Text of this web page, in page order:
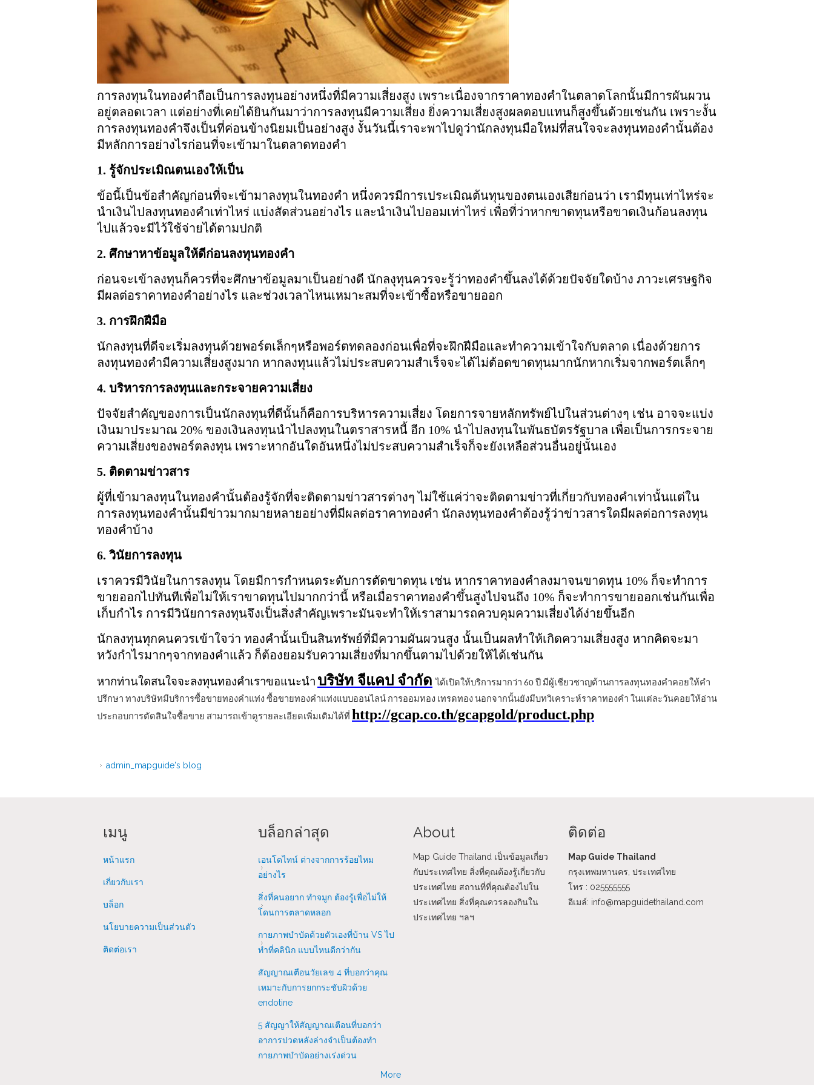
การลงทุนในทองคำถือเป็นการลงทุนอย่างหนึ่งที่มีความเสี่ยงสูง เพราะเนื่องจากราคาทองคำในตลาดโลกนั้นมีการผันผวน
อยู่ตลอดเวลา แต่อย่างที่เคยได้ยินกันมาว่าการลงทุนมีความเสี่ยง ยิ่งความเสี่ยงสูงผลตอบแทนก็สูงขึ้นด้วยเช่นกัน เพราะงั้น
การลงทุนทองคำจึงเป็นที่ค่อนข้างนิยมเป็นอย่างสูง งั้นวันนี้เราจะพาไปดูว่านักลงทุนมือใหม่ที่สนใจจะลงทุนทองคำนั้นต้อง
มีหลักการอย่างไรก่อนที่จะเข้ามาในตลาดทองคำ
1. รู้จักประเมิณตนเองให้เป็น
ข้อนี้เป็นข้อสำคัญก่อนที่จะเข้ามาลงทุนในทองคำ หนึ่งควรมีการเประเมิณต้นทุนของตนเองเสียก่อนว่า เรามีทุนเท่าไหร่จะ
นำเงินไปลงทุนทองคำเท่าไหร่ แบ่งสัดส่วนอย่างไร และนำเงินไปออมเท่าไหร่ เพื่อที่ว่าหากขาดทุนหรือขาดเงินก้อนลงทุน
ไปแล้วจะมีไว้ใช้จ่ายได้ตามปกติ
2. ศึกษาหาข้อมูลให้ดีก่อนลงทุนทองคำ
ก่อนจะเข้าลงทุนก็ควรที่จะศึกษาข้อมูลมาเป็นอย่างดี นักลงุทุนควรจะรู้ว่าทองคำขึ้นลงได้ด้วยปัจจัยใดบ้าง ภาวะเศรษฐกิจ
มีผลต่อราคาทองคำอย่างไร และช่วงเวลาไหนเหมาะสมที่จะเข้าซื้อหรือขายออก
3. การฝึกฝีมือ
นักลงทุนที่ดีจะเริ่มลงทุนด้วยพอร์ตเล็กๆหรือพอร์ตทดลองก่อนเพื่อที่จะฝึกฝีมือและทำความเข้าใจกับตลาด เนื่องด้วยการ
ลงทุนทองคำมีความเสี่ยงสูงมาก หากลงทุนแล้วไม่ประสบความสำเร็จจะได้ไม่ต้อดขาดทุนมากนักหากเริ่มจากพอร์ตเล็กๆ
4. บริหารการลงทุนและกระจายความเสี่ยง
ปัจจัยสำคัญของการเป็นนักลงทุนที่ดีนั้นก็คือการบริหารความเสี่ยง โดยการจายหลักทรัพย์ไปในส่วนต่างๆ เช่น อาจจะแบ่ง
เงินมาประมาณ 20% ของเงินลงทุนนำไปลงทุนในตราสารหนี้ อีก 10% นำไปลงทุนในพันธบัตรรัฐบาล เพื่อเป็นการกระจาย
ความเสี่ยงของพอร์ตลงทุน เพราะหากอันใดอันหนึ่งไม่ประสบความสำเร็จก็จะยังเหลือส่วนอื่นอยู่นั้นเอง
5. ติดตามข่าวสาร
ผู้ที่เข้ามาลงทุนในทองคำนั้นต้องรู้จักที่จะติดตามข่าวสารต่างๆ ไม่ใช้แค่ว่าจะติดตามข่าวที่เกี่ยวกับทองคำเท่านั้นแต่ใน
การลงทุนทองคำนั้นมีข่าวมากมายหลายอย่างที่มีผลต่อราคาทองคำ นักลงทุนทองคำต้องรู้ว่าข่าวสารใดมีผลต่อการลงทุน
ทองคำบ้าง
6. วินัยการลงทุน
เราควรมีวินัยในการลงทุน โดยมีการกำหนดระดับการตัดขาดทุน เช่น หากราคาทองคำลงมาจนขาดทุน 10% ก็จะทำการ
ขายออกไปทันทีเพื่อไม่ให้เราขาดทุนไปมากกว่านี้ หรือเมื่อราคาทองคำขึ้นสูงไปจนถึง 10% ก็จะทำการขายออกเช่นกันเพื่อ
เก็บกำไร การมีวินัยการลงทุนจึงเป็นสิ่งสำคัญเพราะมันจะทำให้เราสามารถควบคุมความเสี่ยงได้ง่ายขึ้นอีก
นักลงทุนทุกคนควรเข้าใจว่า ทองคำนั้นเป็นสินทรัพย์ที่มีความผันผวนสูง นั้นเป็นผลทำให้เกิดความเสี่ยงสูง หากคิดจะมา
หวังกำไรมากๆจากทองคำแล้ว ก็ต้องยอมรับความเสี่ยงที่มากขึ้นตามไปด้วยให้ได้เช่นกัน
หากท่านใดสนใจจะลงทุนทองคำเราขอแนะนำ บริษัท จีแคป จำกัด ได้เปิดให้บริการมากว่า 60 ปี มีผู้เชียวชาญด้านการลงทุนทองคำคอยให้คำ
ปรึกษา ทางบริษัทมีบริการซื้อขายทองคำแท่ง ซื้อขายทองคำแท่งแบบออนไลน์ การออมทอง เทรดทอง นอกจากนั้นยังมีบทวิเคราะห์ราคาทองคำ ในแต่ละวันคอยให้อ่าน
ประกอบการตัดสินใจซื้อขาย สามารถเข้าดูรายละเอียดเพิ่มเติมได้ที่ http://gcap.co.th/gcapgold/product.php
admin_mapguide's blog
เมนู
หน้าแรก
เกี่ยวกับเรา
บล็อก
นโยบายความเป็นส่วนตัว
ติดต่อเรา
บล็อกล่าสุด
เอนโดไทน์ ต่างจากการร้อยไหม
อย่างไร
สิ่งที่คนอยาก ทำจมูก ต้องรู้เพื่อไม่ให้
โดนการตลาดหลอก
กายภาพบำบัดด้วยตัวเองที่บ้าน VS ไป
ทำที่คลินิก แบบไหนดีกว่ากัน
สัญญาณเตือนวัยเลข 4 ที่บอกว่าคุณ
เหมาะกับการยกกระชับผิวด้วย
endotine
5 สัญญาให้สัญญาณเตือนที่บอกว่า
อาการปวดหลังล่างจำเป็นต้องทำ
กายภาพบำบัดอย่างเร่งด่วน
More
About
Map Guide Thailand เป็นข้อมูลเกี่ยว
กับประเทศไทย สิ่งที่คุณต้องรู้เกี่ยวกับ
ประเทศไทย สถานที่ที่คุณต้องไปใน
ประเทศไทย สิ่งที่คุณควรลองกินใน
ประเทศไทย ฯลฯ
ติดต่อ
Map Guide Thailand
กรุงเทพมหานคร, ประเทศไทย
โทร : 025555555
อีเมล์: info@mapguidethailand.com